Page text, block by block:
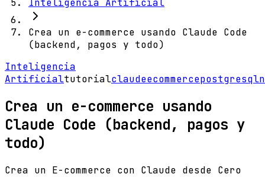
Inteligencia Artificial
Crea un e-commerce usando Claude Code
(backend, pagos y todo)
Inteligencia
Artificialtutorialclaudeecommercepostgresql
Crea un e-commerce usando
Claude Code (backend, pagos y
todo)
Crea un E-commerce con Claude desde Cero